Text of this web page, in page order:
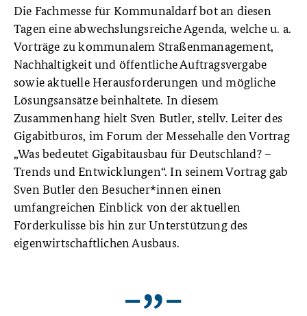
Die Fachmesse für Kommunaldarf bot an diesen
Tagen eine abwechslungsreiche Agenda, welche u. a.
Vorträge zu kommunalem Straßenmanagement,
Nachhaltigkeit und öffentliche Auftragsvergabe
sowie aktuelle Herausforderungen und mögliche
Lösungsansätze beinhaltete. In diesem
Zusammenhang hielt Sven Butler, stellv. Leiter des
Gigabitbüros, im Forum der Messehalle den Vortrag
„Was bedeutet Gigabitausbau für Deutschland? –
Trends und Entwicklungen“. In seinem Vortrag gab
Sven Butler den Besucher*innen einen
umfangreichen Einblick von der aktuellen
Förderkulisse bis hin zur Unterstützung des
eigenwirtschaftlichen Ausbaus.